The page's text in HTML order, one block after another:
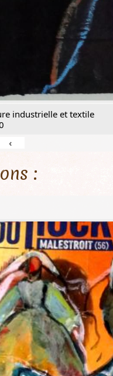
industrielle et textile
‹
: